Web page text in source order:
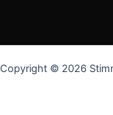
Copyright © 2026